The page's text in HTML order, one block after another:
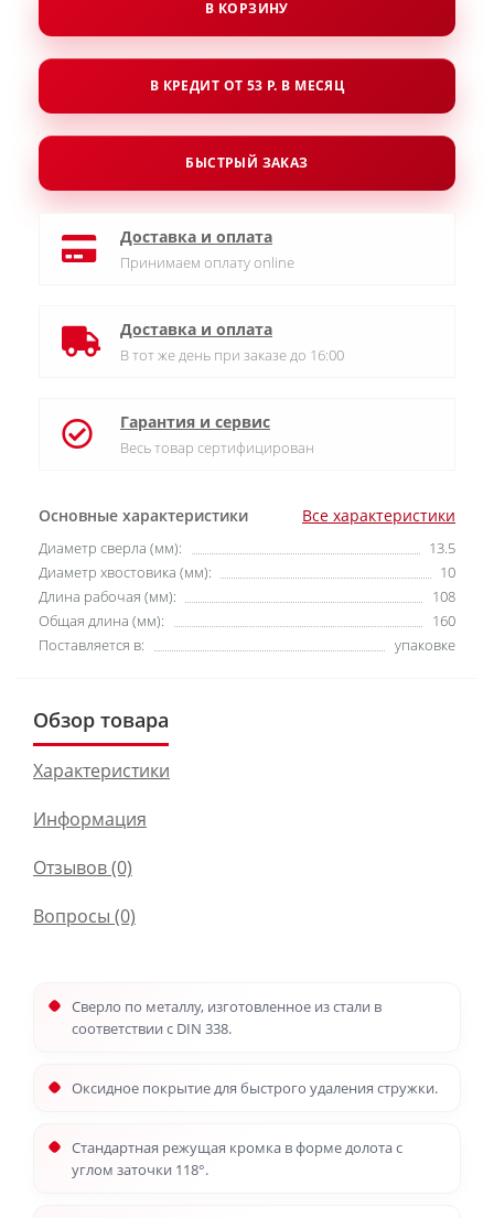
Основные характеристики Все характеристики
Диаметр сверла (мм):
13.5
Диаметр хвостовика (мм):
10
Длина рабочая (мм):
108
Общая длина (мм):
160
Поставляется в:
упаковке
В КОРЗИНУ
В КРЕДИТ ОТ 53 Р. В МЕСЯЦ
БЫСТРЫЙ ЗАКАЗ
Доставка и оплата
Принимаем оплату online
Доставка и оплата
В тот же день при заказе до 16:00
Гарантия и сервис
Весь товар сертифицирован
Обзор товара
Характеристики
Информация
Отзывов (0)
Вопросы (0)
Сверло по металлу, изготовленное из стали в
соответствии с DIN 338.
Оксидное покрытие для быстрого удаления стружки.
Стандартная режущая кромка в форме долота с
углом заточки 118°.